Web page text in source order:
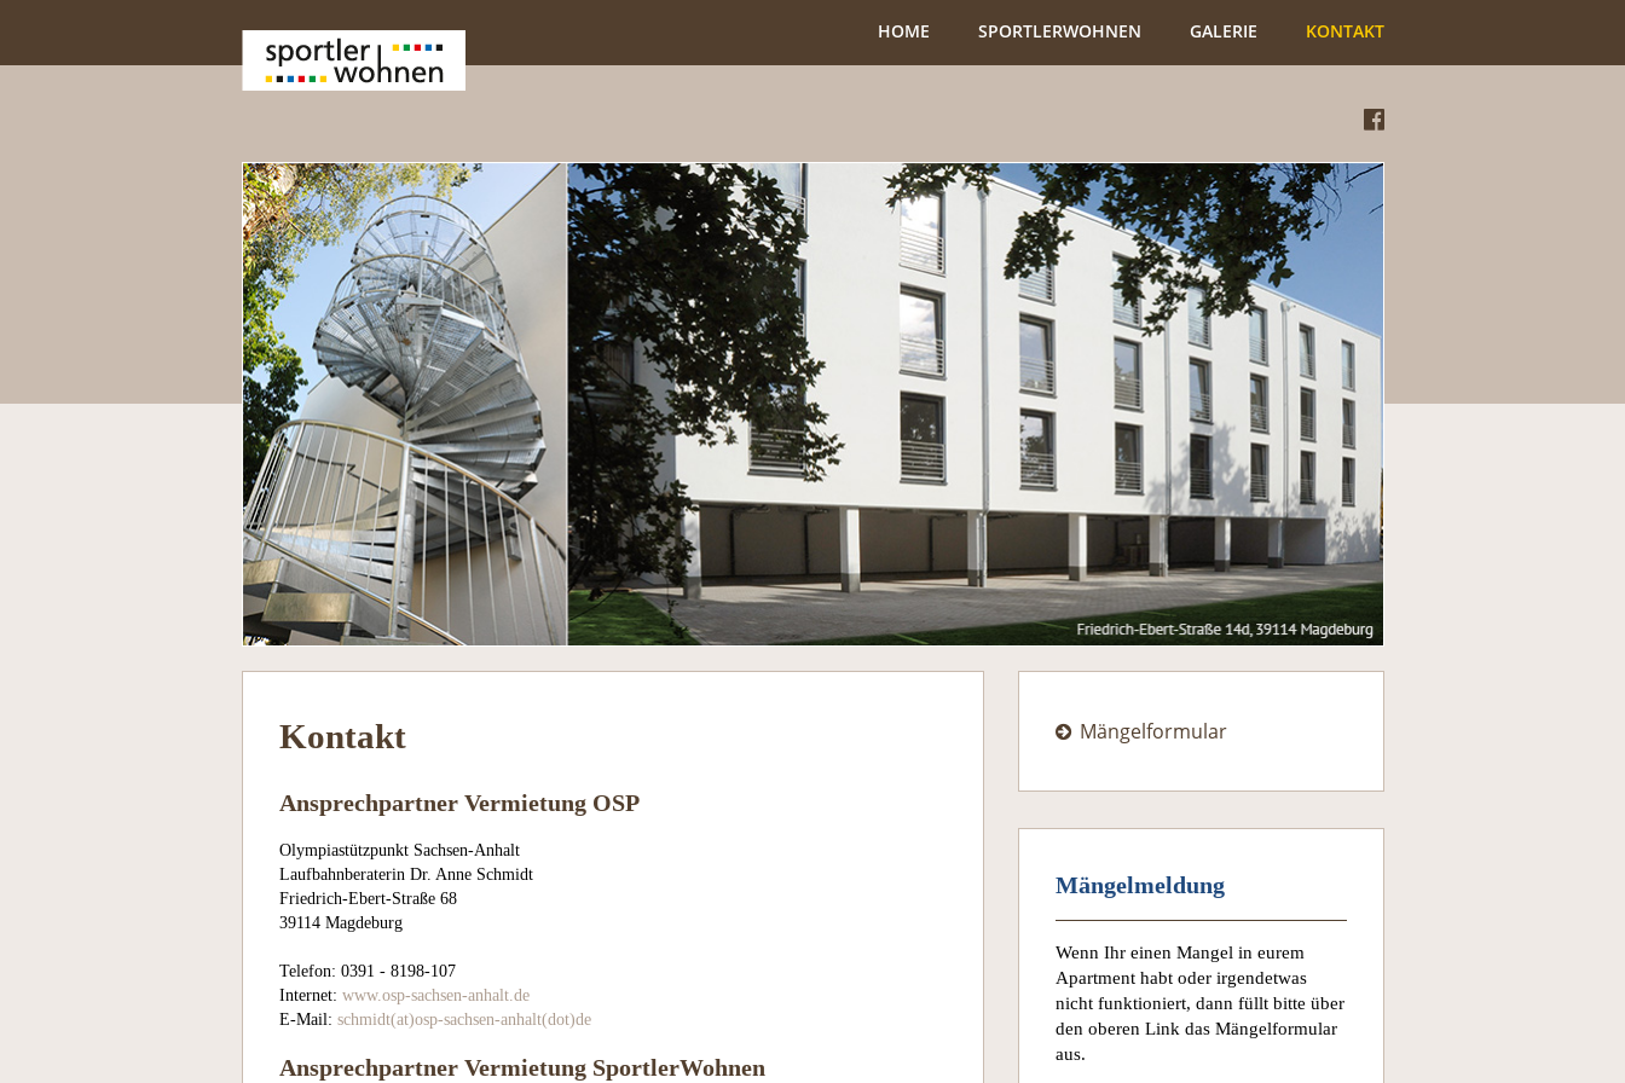
HOME SPORTLERWOHNEN GALERIE KONTAKT
Kontakt
Ansprechpartner Vermietung OSP
Olympiastützpunkt Sachsen-Anhalt
Laufbahnberaterin Dr. Anne Schmidt
Friedrich-Ebert-Straße 68
39114 Magdeburg
Telefon: 0391 - 8198-107
Internet: www.osp-sachsen-anhalt.de
E-Mail: schmidt(at)osp-sachsen-anhalt(dot)de
Ansprechpartner Vermietung SportlerWohnen
Mängelformular
Mängelmeldung
Wenn Ihr einen Mangel in eurem
Apartment habt oder irgendetwas
nicht funktioniert, dann füllt bitte über
den oberen Link das Mängelformular
aus.